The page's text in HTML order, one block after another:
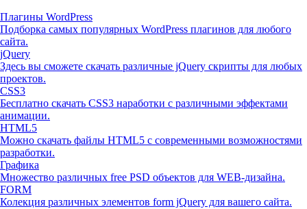
Плагины WordPress
Подборка самых популярных WordPress плагинов для любого
сайта.
jQuery
Здесь вы сможете скачать различные jQuery скрипты для любых
проектов.
CSS3
Бесплатно скачать CSS3 наработки с различными эффектами
анимации.
HTML5
Можно скачать файлы HTML5 с современными возможностями
разработки.
Графика
Множество различных free PSD объектов для WEB-дизайна.
FORM
Колекция различных элементов form jQuery для вашего сайта.